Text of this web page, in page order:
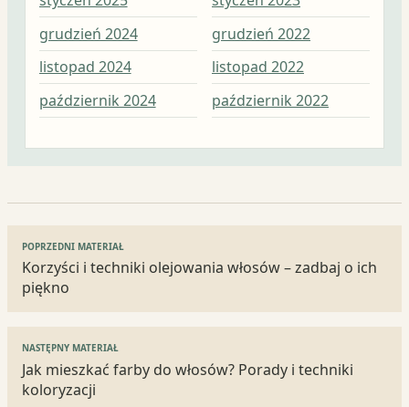
grudzień 2024
listopad 2024
październik 2024
grudzień 2022
listopad 2022
październik 2022
Nawigacja
wpisu
POPRZEDNI MATERIAŁ
Korzyści i techniki olejowania włosów – zadbaj o ich
piękno
NASTĘPNY MATERIAŁ
Jak mieszkać farby do włosów? Porady i techniki
koloryzacji